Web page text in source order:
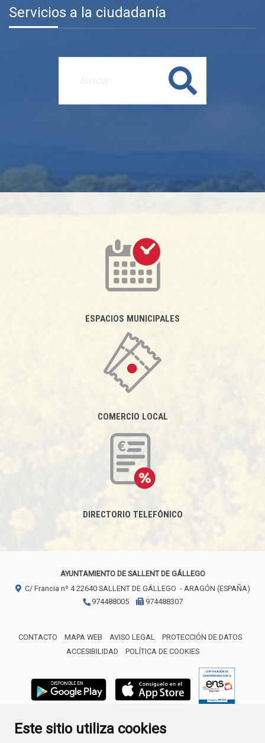
Este sitio utiliza cookies
Servicios a la ciudadanía
Buscar
ESPACIOS MUNICIPALES
COMERCIO LOCAL
DIRECTORIO TELEFÓNICO
AYUNTAMIENTO DE SALLENT DE GÁLLEGO
C/ Francia nº 422640 SALLENT DE GÁLLEGO - ARAGÓN (ESPAÑA)
974488005
974488307
CONTACTO MAPA WEB AVISO LEGAL
PROTECCIÓN DE DATOS
ACCESIBILIDAD
POLÍTICA DE COOKIES